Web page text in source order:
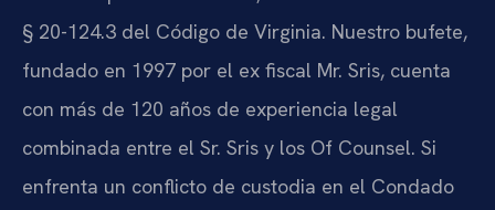
§ 20-124.3 del Código de Virginia. Nuestro bufete,
fundado en 1997 por el ex fiscal Mr. Sris, cuenta
con más de 120 años de experiencia legal
combinada entre el Sr. Sris y los Of Counsel. Si
enfrenta un conflicto de custodia en el Condado